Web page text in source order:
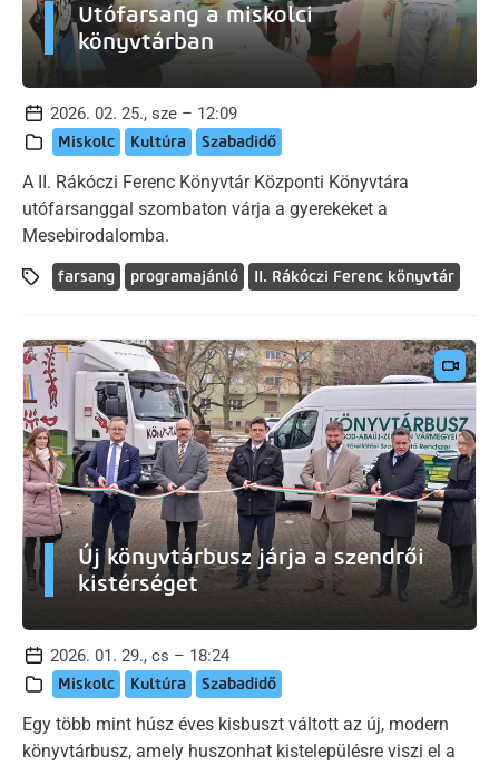
Utófarsang a miskolci
könyvtárban
2026. 02. 25., sze – 12:09
Miskolc Kultúra Szabadidő
A II. Rákóczi Ferenc Könyvtár Központi Könyvtára
utófarsanggal szombaton várja a gyerekeket a
Mesebirodalomba.
farsang programajánló II. Rákóczi Ferenc könyvtár
Új könyvtárbusz járja a szendrői
kistérséget
2026. 01. 29., cs – 18:24
Miskolc Kultúra Szabadidő
Egy több mint húsz éves kisbuszt váltott az új, modern
könyvtárbusz, amely huszonhat kistelepülésre viszi el a